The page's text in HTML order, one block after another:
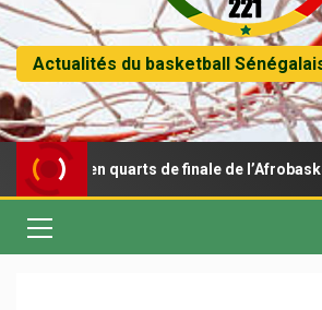
Actualités du basketball
en quarts de finale de l’Afrobasket U18